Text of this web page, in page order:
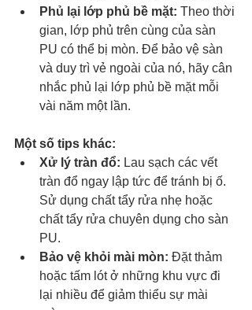
Phủ lại lớp phủ bề mặt: Theo thời
gian, lớp phủ trên cùng của sàn
PU có thể bị mòn. Để bảo vệ sàn
và duy trì vẻ ngoài của nó, hãy cân
nhắc phủ lại lớp phủ bề mặt mỗi
vài năm một lần.
Một số tips khác:
Xử lý tràn đổ: Lau sạch các vết
tràn đổ ngay lập tức để tránh bị ố.
Sử dụng chất tẩy rửa nhẹ hoặc
chất tẩy rửa chuyên dụng cho sàn
PU.
Bảo vệ khỏi mài mòn: Đặt thảm
hoặc tấm lót ở những khu vực đi
lại nhiều để giảm thiểu sự mài